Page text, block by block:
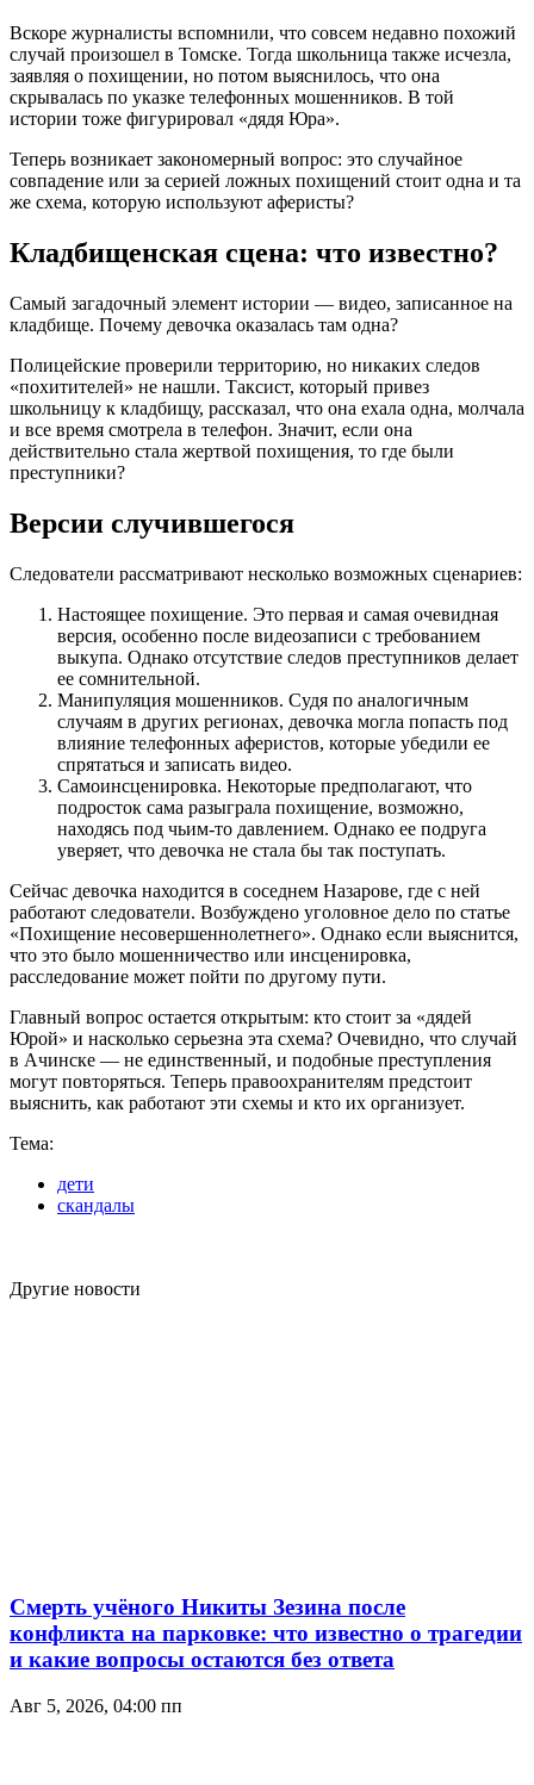
Вскоре журналисты вспомнили, что совсем недавно похожий
случай произошел в Томске. Тогда школьница также исчезла,
заявляя о похищении, но потом выяснилось, что она
скрывалась по указке телефонных мошенников. В той
истории тоже фигурировал «дядя Юра».
Теперь возникает закономерный вопрос: это случайное
совпадение или за серией ложных похищений стоит одна и та
же схема, которую используют аферисты?
Кладбищенская сцена: что известно?
Самый загадочный элемент истории — видео, записанное на
кладбище. Почему девочка оказалась там одна?
Полицейские проверили территорию, но никаких следов
«похитителей» не нашли. Таксист, который привез
школьницу к кладбищу, рассказал, что она ехала одна, молчала
и все время смотрела в телефон. Значит, если она
действительно стала жертвой похищения, то где были
преступники?
Версии случившегося
Следователи рассматривают несколько возможных сценариев:
Настоящее похищение. Это первая и самая очевидная
версия, особенно после видеозаписи с требованием
выкупа. Однако отсутствие следов преступников делает
ее сомнительной.
Манипуляция мошенников. Судя по аналогичным
случаям в других регионах, девочка могла попасть под
влияние телефонных аферистов, которые убедили ее
спрятаться и записать видео.
Самоинсценировка. Некоторые предполагают, что
подросток сама разыграла похищение, возможно,
находясь под чьим-то давлением. Однако ее подруга
уверяет, что девочка не стала бы так поступать.
Сейчас девочка находится в соседнем Назарове, где с ней
работают следователи. Возбуждено уголовное дело по статье
«Похищение несовершеннолетнего». Однако если выяснится,
что это было мошенничество или инсценировка,
расследование может пойти по другому пути.
Главный вопрос остается открытым: кто стоит за «дядей
Юрой» и насколько серьезна эта схема? Очевидно, что случай
в Ачинске — не единственный, и подобные преступления
могут повторяться. Теперь правоохранителям предстоит
выяснить, как работают эти схемы и кто их организует.
Тема:
дети
скандалы
Другие новости
Смерть учёного Никиты Зезина после
конфликта на парковке: что известно о трагедии
и какие вопросы остаются без ответа
Авг 5, 2026, 04:00 пп